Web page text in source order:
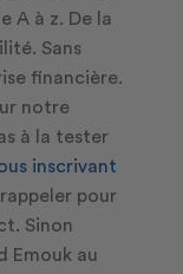
A à z. De la
Sans
financière.
notre
à la tester
inscrivant
pour
Sinon
Emouk au